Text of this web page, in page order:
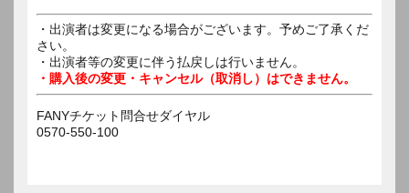
・出演者は変更になる場合がございます。予めご了承くだ
さい。
・出演者等の変更に伴う払戻しは行いません。
・購入後の変更・キャンセル（取消し）はできません。
FANYチケット問合せダイヤル
0570-550-100